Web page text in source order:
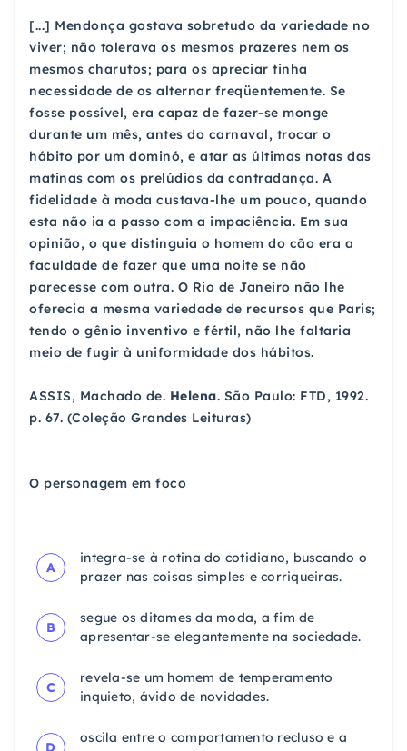
[...] Mendonça gostava sobretudo da variedade no
viver; não tolerava os mesmos prazeres nem os
mesmos charutos; para os apreciar tinha
necessidade de os alternar freqüentemente. Se
fosse possível, era capaz de fazer-se monge
durante um mês, antes do carnaval, trocar o
hábito por um dominó, e atar as últimas notas das
matinas com os prelúdios da contradança. A
fidelidade à moda custava-lhe um pouco, quando
esta não ia a passo com a impaciência. Em sua
opinião, o que distinguia o homem do cão era a
faculdade de fazer que uma noite se não
parecesse com outra. O Rio de Janeiro não lhe
oferecia a mesma variedade de recursos que Paris;
tendo o gênio inventivo e fértil, não lhe faltaria
meio de fugir à uniformidade dos hábitos.
ASSIS, Machado de. Helena. São Paulo: FTD, 1992.
p. 67. (Coleção Grandes Leituras)
O personagem em foco
A
integra-se à rotina do cotidiano, buscando o
prazer nas coisas simples e corriqueiras.
B
segue os ditames da moda, a fim de
apresentar-se elegantemente na sociedade.
C
revela-se um homem de temperamento
inquieto, ávido de novidades.
D
oscila entre o comportamento recluso e a